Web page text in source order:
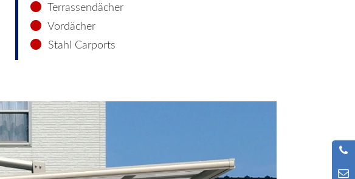
Terrassendächer
Vordächer
Stahl Carports